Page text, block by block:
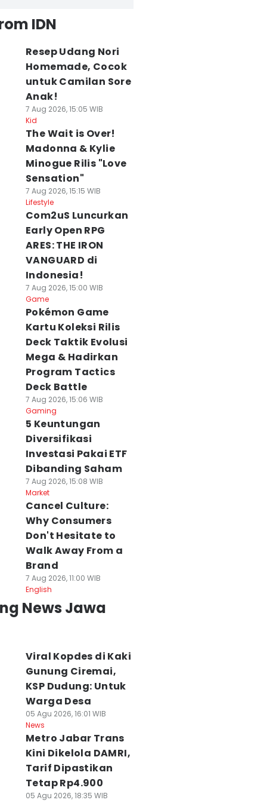
IDN
Resep Udang Nori
Homemade, Cocok
untuk Camilan Sore
Anak!
7 Aug 2026, 15:05 WIB
Kid
The Wait is Over!
Madonna & Kylie
Minogue Rilis "Love
Sensation"
7 Aug 2026, 15:15 WIB
Lifestyle
Com2uS Luncurkan
Early Open RPG
ARES: THE IRON
VANGUARD di
Indonesia!
7 Aug 2026, 15:00 WIB
Game
Pokémon Game
Kartu Koleksi Rilis
Deck Taktik Evolusi
Mega & Hadirkan
Program Tactics
Deck Battle
7 Aug 2026, 15:06 WIB
Gaming
5 Keuntungan
Diversifikasi
Investasi Pakai ETF
Dibanding Saham
7 Aug 2026, 15:08 WIB
Market
Cancel Culture:
Why Consumers
Don't Hesitate to
Walk Away From a
Brand
7 Aug 2026, 11:00 WIB
English
News Jawa
Viral Kopdes di Kaki
Gunung Ciremai,
KSP Dudung: Untuk
Warga Desa
05 Agu 2026, 16:01 WIB
News
Metro Jabar Trans
Kini Dikelola DAMRI,
Tarif Dipastikan
Tetap Rp4.900
05 Agu 2026, 18:35 WIB